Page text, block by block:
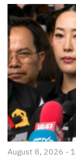
August 8, 2026 -